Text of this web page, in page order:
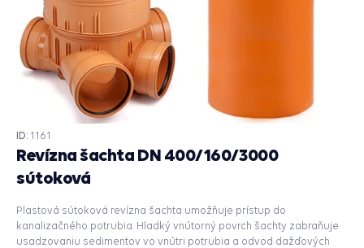
Revízna šachta DN 400/160/3000
sútoková
ID: 1161
Plastová sútoková revízna šachta umožňuje prístup do
kanalizačného potrubia. Hladký vnútorný povrch šachty zabraňuje
usadzovaniu sedimentov vo vnútri potrubia a odvod dažďových